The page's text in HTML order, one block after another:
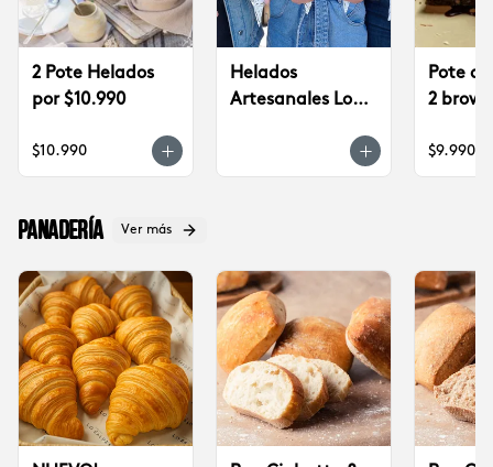
2 Pote Helados
por $10.990
$10.990
Helados
Artesanales Lo
Pote
2
$9.990
Panadería Ver más